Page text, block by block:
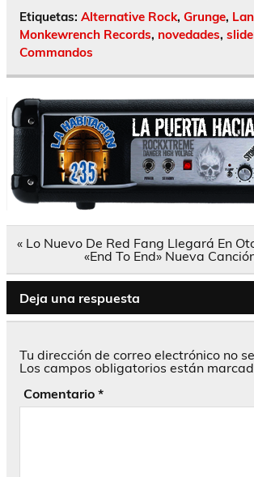
Etiquetas: Alternative Rock, Grunge,
Monkewrench Records, novedades,
Commandos
Navegación
« Lo Nuevo De Red Fang Llegará En
«End To End» Nueva
Deja una respuesta
Tu dirección de correo electrónico no
Los campos obligatorios están
Comentario *